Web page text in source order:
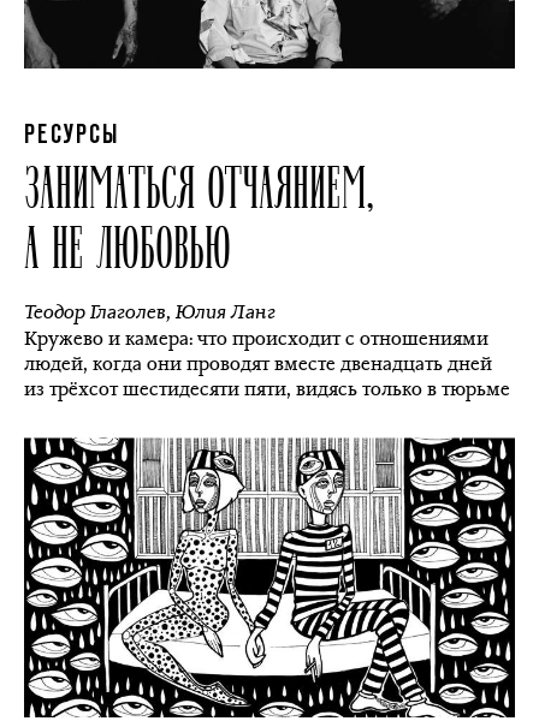
РЕСУРСЫ
ЗАНИМАТЬСЯ ОТЧАЯНИЕМ,
А НЕ ЛЮБОВЬЮ
Теодор Глаголев,Юлия Ланг
Кружево и камера: что происходит с отношениями
людей, когда они проводят вместе двенадцать дней
из трёхсот шестидесяти пяти, видясь только в тюрьме